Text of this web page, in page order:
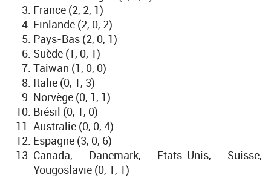
France (2, 2, 1)
Finlande (2, 0, 2)
Pays-Bas (2, 0, 1)
Suède (1, 0, 1)
Taiwan (1, 0, 0)
Italie (0, 1, 3)
Norvège (0, 1, 1)
Brésil (0, 1, 0)
Australie (0, 0, 4)
Espagne (3, 0, 6)
Canada, Danemark, Etats-Unis, Suisse,
Yougoslavie (0, 1, 1)